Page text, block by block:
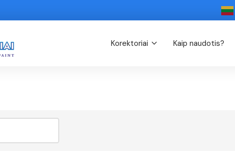
Korektoriai Kaip naudotis?